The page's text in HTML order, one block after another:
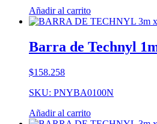
Añadir al carrito
Barra de Technyl
$158.258
SKU: PNYBA0100N
Añadir al carrito